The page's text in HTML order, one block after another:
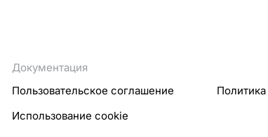
Документация
Пользовательское соглашение
Использование cookie